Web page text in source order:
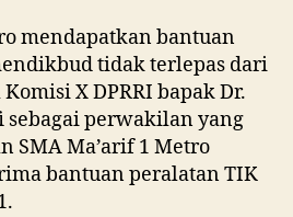
mendapatkan bantuan
tidak terlepas dari
X DPRRI bapak Dr.
sebagai perwakilan yang
SMA Ma’arif 1 Metro
bantuan peralatan TIK